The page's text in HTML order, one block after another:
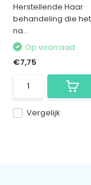
Herstellende Haar
behandeling die
na...
Vergelijk
Op voorraad
€7,75